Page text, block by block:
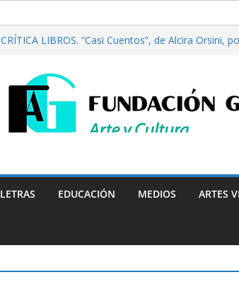
CRÍTICA LIBROS. “Casi Cuentos”, de Alcira Orsini,
Generación Abierta en Radio: Emisión N° 972, Lunes
Agosto de 2026
“Crónicas Barriales”, Emisión N°175, Sábado 01 de
LETRAS EDUCACIÓN MEDIOS ARTES